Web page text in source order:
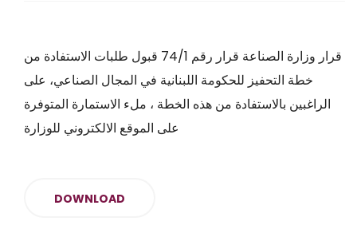
قرار وزارة الصناعة قرار رقم 74/1 قبول طلبات الاستفادة من
خطة التحفيز للحكومة اللبنانية في المجال الصناعي، على
الراغبين بالاستفادة من هذه الخطة ، ملء الاستمارة المتوفرة
على الموقع الالكتروني للوزارة
DOWNLOAD